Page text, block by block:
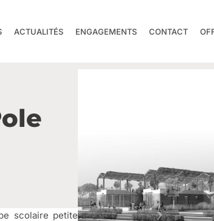
ACTUALITÉS ENGAGEMENTS CONTACT
scolaire petite